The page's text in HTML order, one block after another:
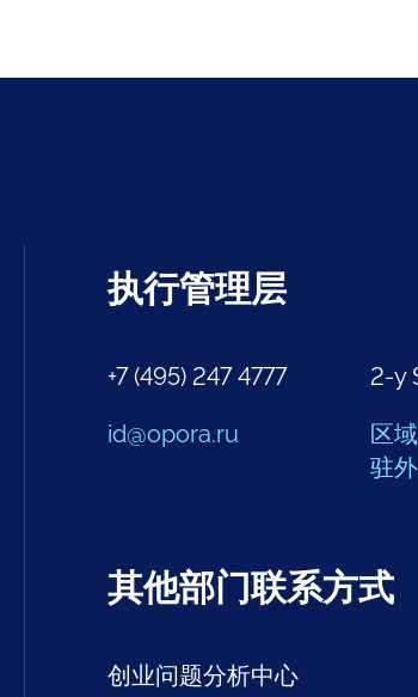
执行管理层
+7 (495) 247 4777
id@opora.ru
2-y
区
驻
其他部门联系方式
创业问题分析中心